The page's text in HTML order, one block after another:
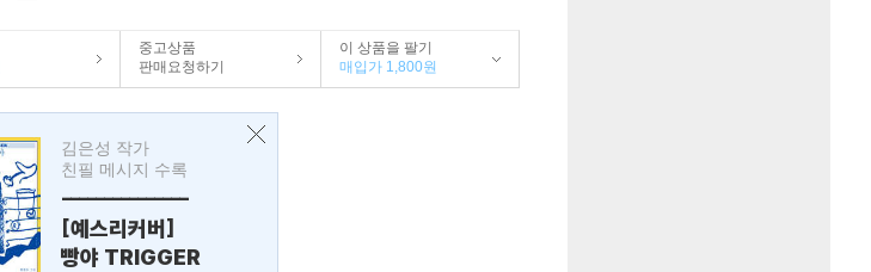
중고상품
판매요청하기
이 상품을 팔기
매입가 1,800원
김은성 작가
친필 메시지 수록
---------------
[예스리커버]
빵야 TRIGGER